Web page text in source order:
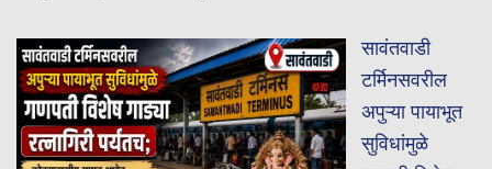
सावंतवाडी
टर्मिनसवरील
अपुऱ्या पायाभूत
सुविधांमुळे